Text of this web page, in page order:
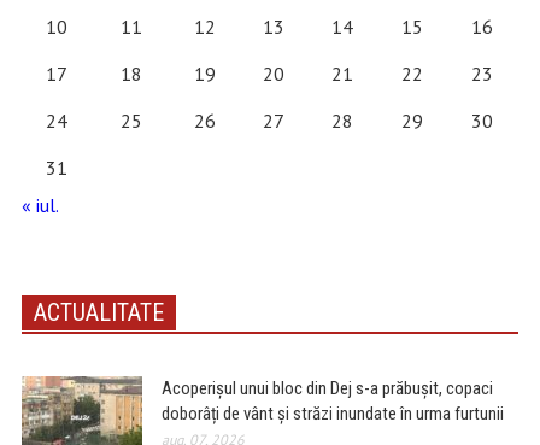
10
11 12 13 14 15
16
17
18 19 20 21 22
23
24
25 26 27 28 29
30
31
« iul.
ACTUALITATE
Acoperișul unui bloc din Dej s-a prăbușit, copaci
doborâți de vânt și străzi inundate în urma furtunii
aug. 07, 2026